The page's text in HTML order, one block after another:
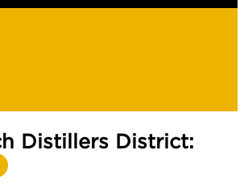
Distillers District: